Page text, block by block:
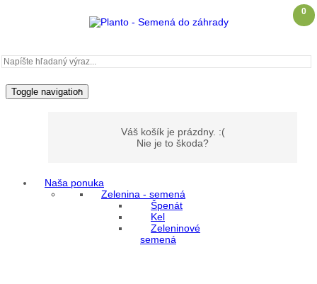
Toggle navigation
0
Váš košík je prázdny. :(
Nie je to škoda?
Naša ponuka
Zelenina - semená
Špenát
Kel
Zeleninové
semená